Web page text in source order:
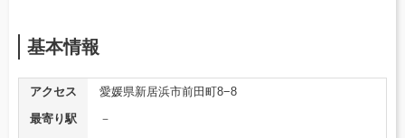
基本情報
アクセス
愛媛県新居浜市前田町8−8
最寄り駅
－